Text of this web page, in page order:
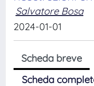
Salvatore Bosa
2024-01-01
Scheda breve
Scheda